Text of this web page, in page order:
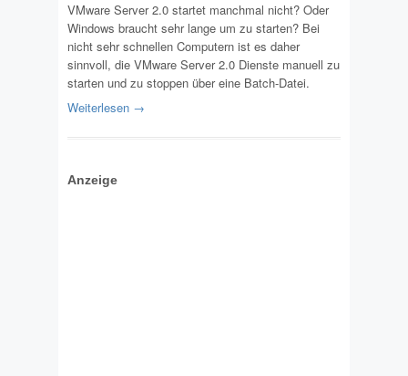
VMware Server 2.0 startet manchmal nicht? Oder
Windows braucht sehr lange um zu starten? Bei
nicht sehr schnellen Computern ist es daher
sinnvoll, die VMware Server 2.0 Dienste manuell zu
starten und zu stoppen über eine Batch-Datei.
Weiterlesen →
Anzeige